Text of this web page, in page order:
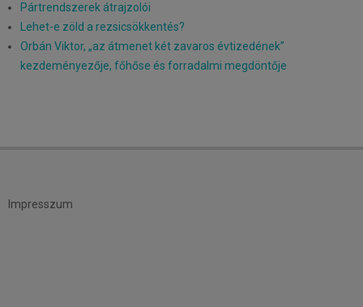
Pártrendszerek átrajzolói
Lehet-e zöld a rezsicsökkentés?
Orbán Viktor, „az átmenet két zavaros évtizedének”
kezdeményezője, főhőse és forradalmi megdöntője
Impresszum